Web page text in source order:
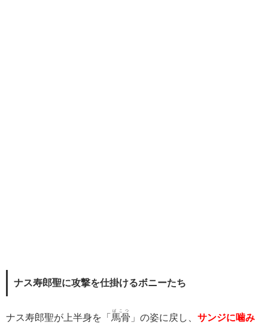
ナス寿郎聖に攻撃を仕掛けるボニーたち
ナス寿郎聖が上半身を「 馬骨
ばこつ
」の姿に戻し、 サンジに噛み